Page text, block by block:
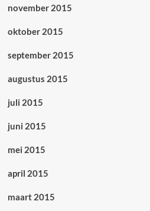
november 2015
oktober 2015
september 2015
augustus 2015
juli 2015
juni 2015
mei 2015
april 2015
maart 2015